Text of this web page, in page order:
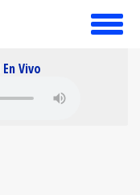
toggle
En Vivo